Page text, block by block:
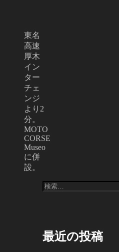
東名
高速
厚木
イン
ター
チェ
ンジ
より2
分。
MOTO
CORSE
Museo
に併
設。
最近の投稿